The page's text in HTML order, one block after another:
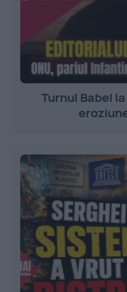
Turnul Babel